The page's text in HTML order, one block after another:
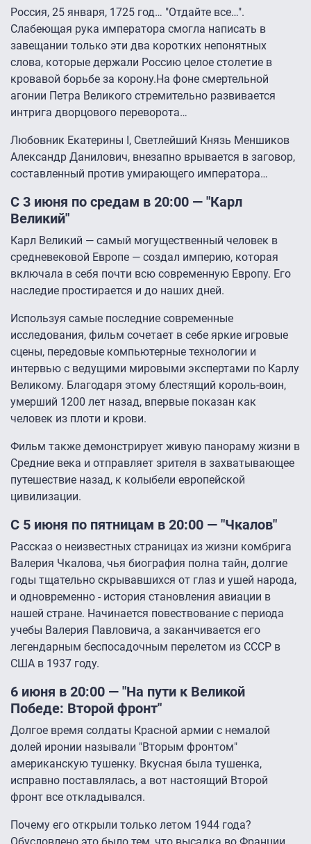
Россия, 25 января, 1725 год… "Отдайте все…".
Слабеющая рука императора смогла написать в
завещании только эти два коротких непонятных
слова, которые держали Россию целое столетие в
кровавой борьбе за корону.На фоне смертельной
агонии Петра Великого стремительно развивается
интрига дворцового переворота…
Любовник Екатерины I, Светлейший Князь Меншиков
Александр Данилович, внезапно врывается в заговор,
составленный против умирающего императора…
С 3 июня по средам в 20:00 — "Карл
Великий"
Карл Великий — самый могущественный человек в
средневековой Европе — создал империю, которая
включала в себя почти всю современную Европу. Его
наследие простирается и до наших дней.
Используя самые последние современные
исследования, фильм сочетает в себе яркие игровые
сцены, передовые компьютерные технологии и
интервью с ведущими мировыми экспертами по Карлу
Великому. Благодаря этому блестящий король-воин,
умерший 1200 лет назад, впервые показан как
человек из плоти и крови.
Фильм также демонстрирует живую панораму жизни в
Средние века и отправляет зрителя в захватывающее
путешествие назад, к колыбели европейской
цивилизации.
С 5 июня по пятницам в 20:00 — "Чкалов"
Рассказ о неизвестных страницах из жизни комбрига
Валерия Чкалова, чья биография полна тайн, долгие
годы тщательно скрывавшихся от глаз и ушей народа,
и одновременно - история становления авиации в
нашей стране. Начинается повествование с периода
учебы Валерия Павловича, а заканчивается его
легендарным беспосадочным перелетом из СССР в
США в 1937 году.
6 июня в 20:00 — "На пути к Великой
Победе: Второй фронт"
Долгое время солдаты Красной армии с немалой
долей иронии называли "Вторым фронтом"
американскую тушенку. Вкусная была тушенка,
исправно поставлялась, а вот настоящий Второй
фронт все откладывался.
Почему его открыли только летом 1944 года?